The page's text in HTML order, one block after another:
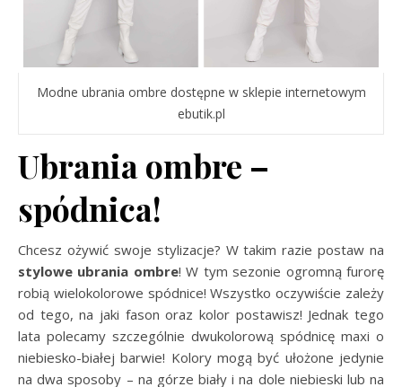
Modne ubrania ombre dostępne w sklepie internetowym
ebutik.pl
Ubrania ombre –
spódnica!
Chcesz ożywić swoje stylizacje? W takim razie postaw na
stylowe ubrania ombre! W tym sezonie ogromną furorę
robią wielokolorowe spódnice! Wszystko oczywiście zależy
od tego, na jaki fason oraz kolor postawisz! Jednak tego
lata polecamy szczególnie dwukolorową spódnicę maxi o
niebiesko-białej barwie! Kolory mogą być ułożone jedynie
na dwa sposoby – na górze biały i na dole niebieski lub na